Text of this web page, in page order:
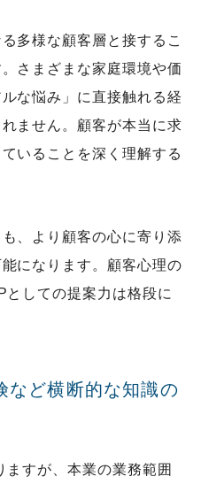
多様な顧客層と接するこ
さまざまな家庭環境や価
な悩み」に直接触れる経
ません。顧客が本当に求
いることを深く理解する
、より顧客の心に寄り添
になります。顧客心理の
しての提案力は格段に
など横断的な知識の
すが、本業の業務範囲